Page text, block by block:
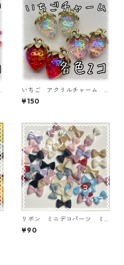
いちご アクリルチャーム
各色2個入り 【ACM-ST-2
ｐ】
¥150
リボン ミニデコパーツ ミ
ックス 3ｇ 貼り付けパーツ
【DP-mini01】
¥90